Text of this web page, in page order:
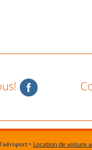
• Location de voiture